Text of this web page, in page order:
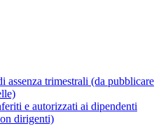
assenza trimestrali (da pubblicare
e autorizzati ai dipendenti
dirigenti)